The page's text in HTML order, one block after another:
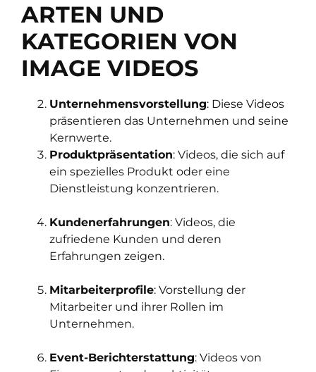
ARTEN UND
KATEGORIEN VON
IMAGE VIDEOS
Unternehmensvorstellung: Diese Videos
präsentieren das Unternehmen und seine
Kernwerte.
Produktpräsentation: Videos, die sich auf
ein spezielles Produkt oder eine
Dienstleistung konzentrieren.
Kundenerfahrungen: Videos, die
zufriedene Kunden und deren
Erfahrungen zeigen.
Mitarbeiterprofile: Vorstellung der
Mitarbeiter und ihrer Rollen im
Unternehmen.
Event-Berichterstattung: Videos von